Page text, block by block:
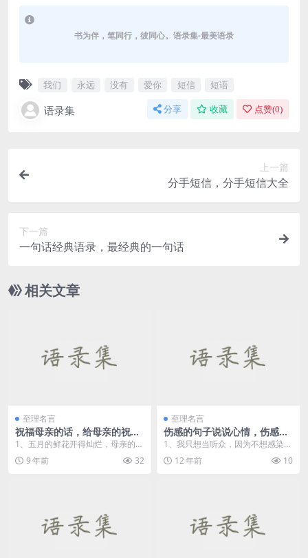
书为伴，笔同行，彼同心。语录集-最美语录
我们 永远 没有 爱你 短信 短语
语录集 分享 收藏 点赞(0)
上一篇
分手短信，分手短信大全
下一篇
一句话经典语录，最经典的一句话
相关文章
至理名言
祝福母亲的话，给母亲的祝福
语1、五月的鲜花开得灿烂，母亲的容
颜格外慈祥；五月的阳光温暖明
媚，不及母爱光芒万丈...
9 年前 32
至理名言
伤感的句子说说心情，伤感说
说心情短语
1、我只想当听众，因为不想感染太
多尘世喧嚣。 2、相识，总是那么
美...12 年前 10